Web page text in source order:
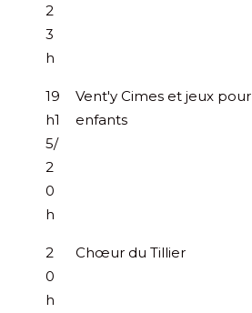
2
3
h
19
h1
5/
2
0
h
Vent'y Cimes et jeux pour
enfants
2
0
h
Chœur du Tillier